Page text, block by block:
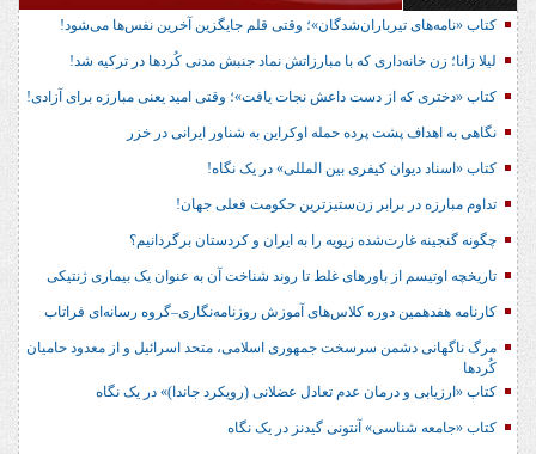
کتاب «نامه‌های تیرباران‌شدگان»؛ وقتی قلم جایگزین آخرین نفس‌ها می‌شود!
لیلا زانا؛ زن خانه‌داری که با مبارزاتش نماد جنبش مدنی کُردها در ترکیه شد!
کتاب «دختری که از دست داعش نجات یافت»؛ وقتی امید یعنی مبارزه برای آزادی!
نگاهی به اهداف پشت پرده حمله اوکراین به شناور ایرانی در خزر
کتاب «اسناد دیوان کیفری بین المللی» در یک نگاه!
تداوم مبارزه در برابر زن‌ستیزترین حکومت فعلی جهان!
چگونه گنجینه غارت‌شده زیویه را به ایران و کردستان برگردانیم؟
تاریخچه اوتیسم از باورهای غلط تا روند شناخت آن به عنوان یک بیماری ژنتیکی
کارنامه هفدهمین دوره کلاس‌های آموزش روزنامه‌نگاری–گروه رسانه‌ای فراتاب
مرگ ناگهانی دشمن سرسخت جمهوری اسلامی، متحد اسرائیل و از معدود حامیان
کُردها
کتاب «ارزیابی و درمان عدم تعادل عضلانی (رویکرد جاندا)» در یک نگاه
کتاب «جامعه شناسی» آنتونی گیدنز در یک نگاه